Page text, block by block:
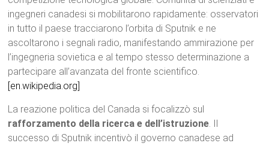
ingegneri canadesi si mobilitarono rapidamente: osservatori
in tutto il paese tracciarono l’orbita di Sputnik e ne
ascoltarono i segnali radio, manifestando ammirazione per
l’ingegneria sovietica e al tempo stesso determinazione a
partecipare all’avanzata del fronte scientifico.
[en.wikipedia.org]
La reazione politica del Canada si focalizzò sul
rafforzamento della ricerca e dell’istruzione. Il
successo di Sputnik incentivò il governo canadese ad